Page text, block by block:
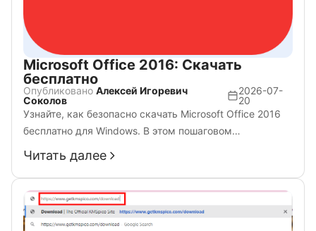
Microsoft Office 2016: Скачать
бесплатно
Опубликовано Алексей Игоревич
Соколов
2026-07-
20
Узнайте, как безопасно скачать Microsoft Office 2016
бесплатно для Windows. В этом пошаговом
по установке и лучшие способы загрузки полной
версии Microsoft Office 2016 уже сегодня.
Читать далее